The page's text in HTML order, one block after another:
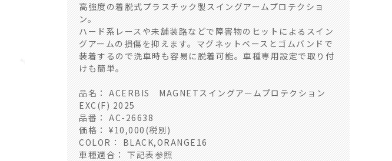
高強度の着脱式プラスチック製スイングアームプロテクショ
ン。
ハード系レースや未舗装路などで障害物のヒットによるスイン
グアームの損傷を抑えます。マグネットベースとゴムバンドで
装着するので洗車時も容易に脱着可能。車種専用設定で取り付
けも簡単。
品名： ACERBIS MAGNETスイングアームプロテクション
EXC(F) 2025
品番： AC-26638
価格： ¥10,000(税別)
COLOR： BLACK,ORANGE16
車種適合： 下記表参照